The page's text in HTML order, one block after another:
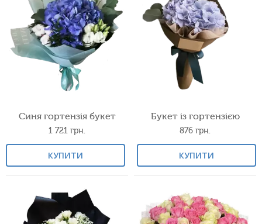
Синя гортензія букет
1 721 грн.
КУПИТИ
Букет із гортензією
876 грн.
КУПИТИ